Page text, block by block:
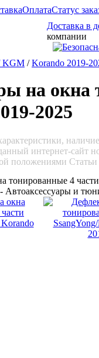
ОплатаСтатус
Доставка в
компании
KGM /Korando 2019-
на окна
2025
интернет-сайт
положениями